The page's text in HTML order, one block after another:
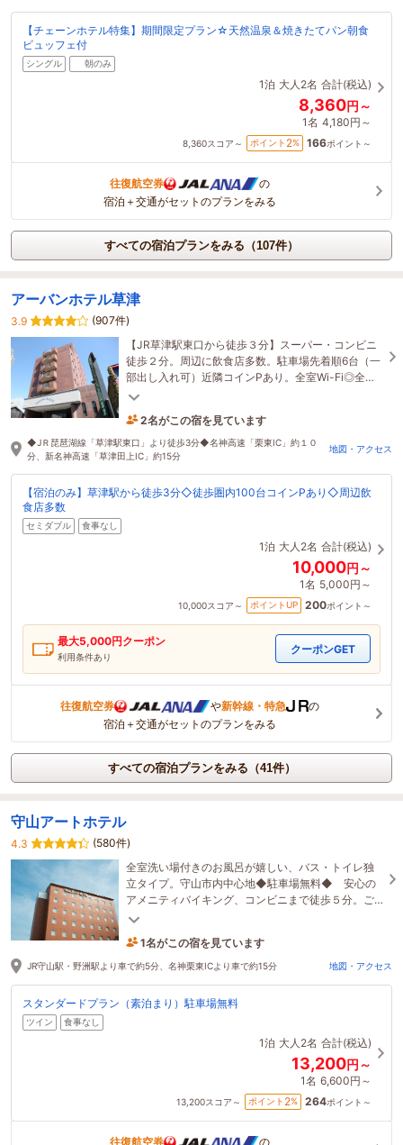
【チェーンホテル特集】期間限定プラン☆天然温泉＆焼きたてパン朝食
ビュッフェ付
シングル 朝のみ
1泊 大人2名 合計(税込)
8,360円～
1名 4,180円～
8,360スコア～ ポイント 2% 166ポイント～
往復航空券
の
宿泊＋交通がセットのプランをみる
すべての宿泊プランをみる（107件）
アーバンホテル草津
3.9
(907件)
【JR草津駅東口から徒歩３分】スーパー・コンビニ
徒歩２分。周辺に飲食店多数。駐車場先着順6台（一
部出し入れ可）近隣コインPあり。全室Wi-Fi◎全館
禁煙。16～18時ハッピーアワー開催！生ビール♪
2名がこの宿を見ています
2時間前に予約されました
◆JＲ琵琶湖線「草津駅東口」より徒歩3分◆名神高速「栗東IC」約１０
分、新名神高速「草津田上IC」約15分
地図・アクセス
【宿泊のみ】草津駅から徒歩3分◇徒歩圏内100台コインPあり◇周辺飲
食店多数
セミダブル 食事なし
1泊 大人2名 合計(税込)
10,000円～
1名 5,000円～
10,000スコア～ ポイントUP 200ポイント～
最大5,000円クーポン
利用条件あり
クーポンGET
往復航空券 や新幹線・特急
の
宿泊＋交通がセットのプランをみる
すべての宿泊プランをみる（41件）
守山アートホテル
4.3
(580件)
全室洗い場付きのお風呂が嬉しい、バス・トイレ独
立タイプ。守山市内中心地◆駐車場無料◆ 安心の
アメニティバイキング、コンビニまで徒歩５分。ご
家族におすすめの和室もございます。
1名がこの宿を見ています
6時間前に予約されました
JR守山駅・野洲駅より車で約5分、名神栗東ICより車で約15分 地図・アクセス
スタンダードプラン（素泊まり）駐車場無料
ツイン 食事なし
1泊 大人2名 合計(税込)
13,200円～
1名 6,600円～
13,200スコア～ ポイント 2% 264ポイント～
往復航空券 の